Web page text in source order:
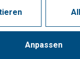
Cookie-
Corporate
- 2026 © Alle Rechte
Anpassen